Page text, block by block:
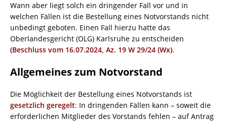
Wann aber liegt solch ein dringender Fall vor und in
welchen Fällen ist die Bestellung eines Notvorstands nicht
unbedingt geboten. Einen Fall hierzu hatte das
Oberlandesgericht (OLG) Karlsruhe zu entscheiden
(Beschluss vom 16.07.2024, Az. 19 W 29/24 (Wx).
Allgemeines zum Notvorstand
Die Möglichkeit der Bestellung eines Notvorstands ist
gesetzlich geregelt: In dringenden Fällen kann – soweit die
erforderlichen Mitglieder des Vorstands fehlen – auf Antrag